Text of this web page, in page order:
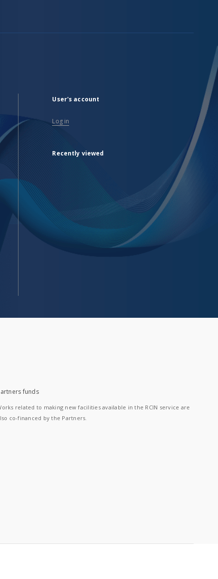
User's account
Log in
Recently viewed
funds
related to making new facilities available in the RCIN service are
co-financed by the Partners.